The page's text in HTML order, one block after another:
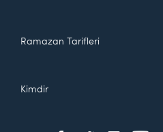
Ramazan Tarifleri
Kimdir